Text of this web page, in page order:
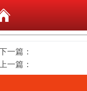
一篇：
上一篇：